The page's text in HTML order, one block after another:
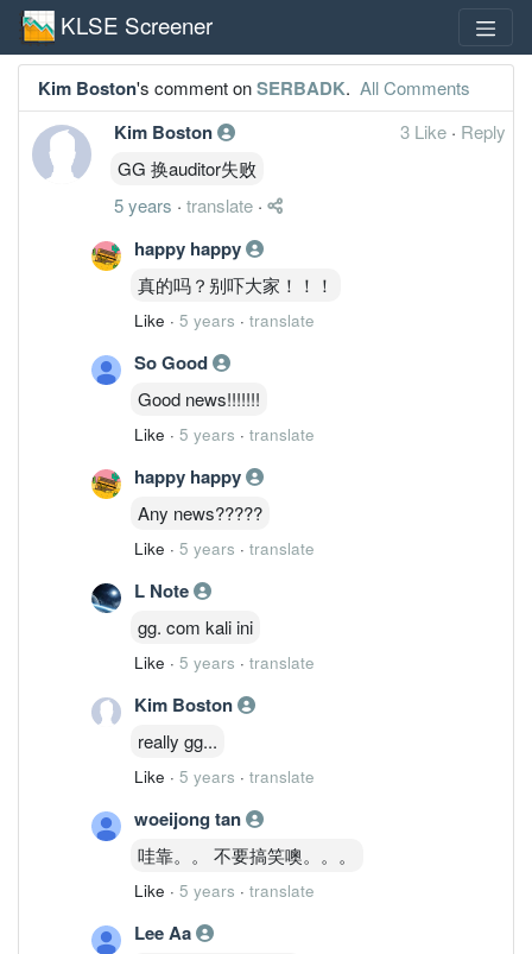
KLSE Screener
Kim Boston's comment onSERBADK. All Comments
Kim Boston 3 Like · Reply
GG 换auditor失败
5 years · translate ·
happy happy
真的吗？别吓大家！！！
Like · 5 years · translate
So Good
Good news!!!!!!!
Like · 5 years · translate
happy happy
Any news?????
Like · 5 years · translate
L Note
gg. com kali ini
Like · 5 years · translate
Kim Boston
really gg...
Like · 5 years · translate
woeijong tan
哇靠。。 不要搞笑噢。。。
Like · 5 years · translate
Lee Aa